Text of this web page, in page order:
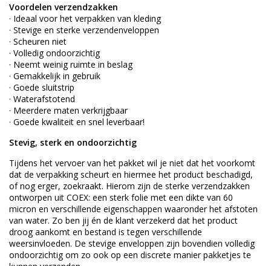
Voordelen verzendzakken
· Ideaal voor het verpakken van kleding
· Stevige en sterke verzendenveloppen
· Scheuren niet
· Volledig ondoorzichtig
· Neemt weinig ruimte in beslag
· Gemakkelijk in gebruik
· Goede sluitstrip
· Waterafstotend
· Meerdere maten verkrijgbaar
· Goede kwaliteit en snel leverbaar!
Stevig, sterk en ondoorzichtig
Tijdens het vervoer van het pakket wil je niet dat het voorkomt
dat de verpakking scheurt en hiermee het product beschadigd,
of nog erger, zoekraakt. Hierom zijn de sterke verzendzakken
ontworpen uit COEX: een sterk folie met een dikte van 60
micron en verschillende eigenschappen waaronder het afstoten
van water. Zo ben jij én de klant verzekerd dat het product
droog aankomt en bestand is tegen verschillende
weersinvloeden. De stevige enveloppen zijn bovendien volledig
ondoorzichtig om zo ook op een discrete manier pakketjes te